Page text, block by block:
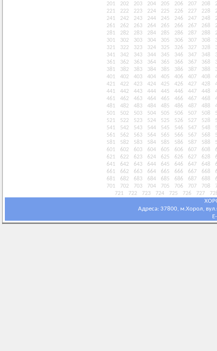
201
202 203 204 205 206 207 208
221
222 223 224 225 226 227 228
241
242 243 244 245 246 247 248
261
262 263 264 265 266 267 268
281
282 283 284 285 286 287 288
301
302 303 304 305 306 307 308
321
322 323 324 325 326 327 328
341
342 343 344 345 346 347 348
361
362 363 364 365 366 367 368
381
382 383 384 385 386 387 388
401
402 403 404 405 406 407 408
421
422 423 424 425 426 427 428
441
442 443 444 445 446 447 448
461
462 463 464 465 466 467 468
481
482 483 484 485 486 487 488
501
502 503 504 505 506 507 508
521
522 523 524 525 526 527 528
541
542 543 544 545 546 547 548
561
562 563 564 565 566 567 568
581
582 583 584 585 586 587 588
601
602 603 604 605 606 607 608
621
622 623 624 625 626 627 628
641
642 643 644 645 646 647 648
661
662 663 664 665 666 667 668
681
682 683 684 685 686 687 688
701
702 703 704 705 706 707 708
721
722 723 724 725 726 727
Адреса: 37800, м.Хорол,